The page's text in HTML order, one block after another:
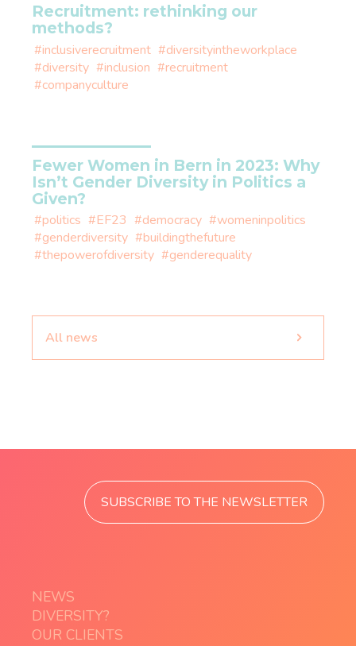
Recruitment: rethinking our
methods?
#inclusiverecruitment #diversityintheworkplace
#diversity #inclusion #recruitment
#companyculture
Fewer Women in Bern in 2023: Why
Isn’t Gender Diversity in Politics a
Given?
#politics #EF23 #democracy #womeninpolitics
#genderdiversity #buildingthefuture
#thepowerofdiversity #genderequality
All news
NEWS
DIVERSITY?
OUR CLIENTS
SUBSCRIBE TO THE NEWSLETTER